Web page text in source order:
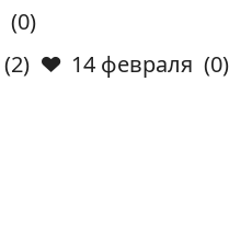
(0)
(2) 14 февраля (0)